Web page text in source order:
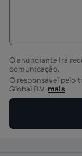
O anunciante irá
comunicação.
O responsável pelo
Global B.V. mais